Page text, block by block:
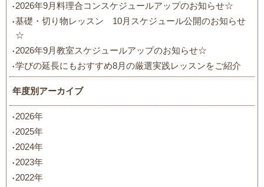
2026年9月料理合コンスケジュールアップのお知らせ☆
基礎・切り物レッスン 10月スケジュール公開のお知らせ
☆
2026年9月教室スケジュールアップのお知らせ☆
学びの延長にもおすすめ8月の厳選実践レッスンをご紹介
年度別アーカイブ
2026年
2025年
2024年
2023年
2022年